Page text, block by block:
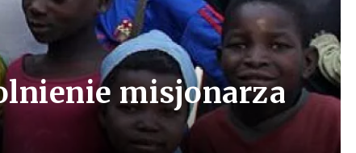
misjonarza